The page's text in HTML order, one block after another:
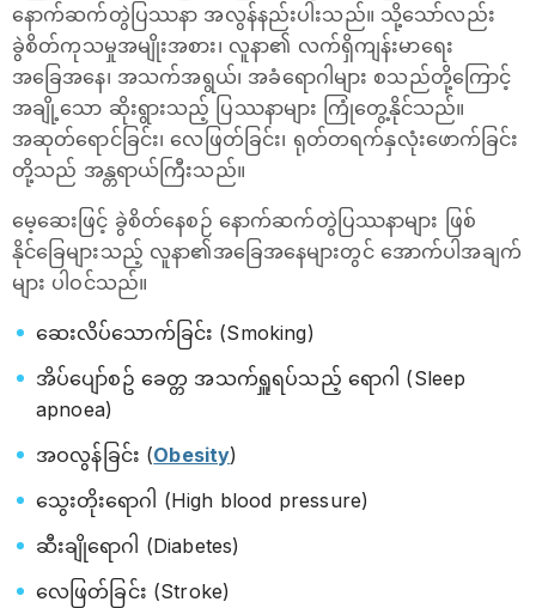
နောက်ဆက်တွဲပြဿနာ အလွန်နည်းပါးသည်။ သို့သော်လည်း
ခွဲစိတ်ကုသမှုအမျိုးအစား၊ လူနာ၏ လက်ရှိကျန်းမာရေး
အခြေအနေ၊ အသက်အရွယ်၊ အခံရောဂါများ စသည်တို့ကြောင့်
အချို့သော ဆိုးရွားသည့် ပြဿနာများ ကြုံတွေ့နိုင်သည်။
အဆုတ်ရောင်ခြင်း၊ လေဖြတ်ခြင်း၊ ရုတ်တရက်နှလုံးဖောက်ခြင်း
တို့သည် အန္တရာယ်ကြီးသည်။
မေ့ဆေးဖြင့် ခွဲစိတ်နေစဉ် နောက်ဆက်တွဲပြဿနာများ ဖြစ်
နိုင်ခြေများသည့် လူနာ၏အခြေအနေများတွင် အောက်ပါအချက်
များ ပါဝင်သည်။
‌‌ဆေးလိပ်သောက်ခြင်း (Smoking)
အိပ်ပျော်စဥ် ခေတ္တ အသက်ရှူရပ်သည့် ရောဂါ (Sleep
apnoea)
အဝလွန်ခြင်း (Obesity)
သွေးတိုးရောဂါ (High blood pressure)
ဆီးချိုရောဂါ (Diabetes)
လေဖြတ်ခြင်း (Stroke)